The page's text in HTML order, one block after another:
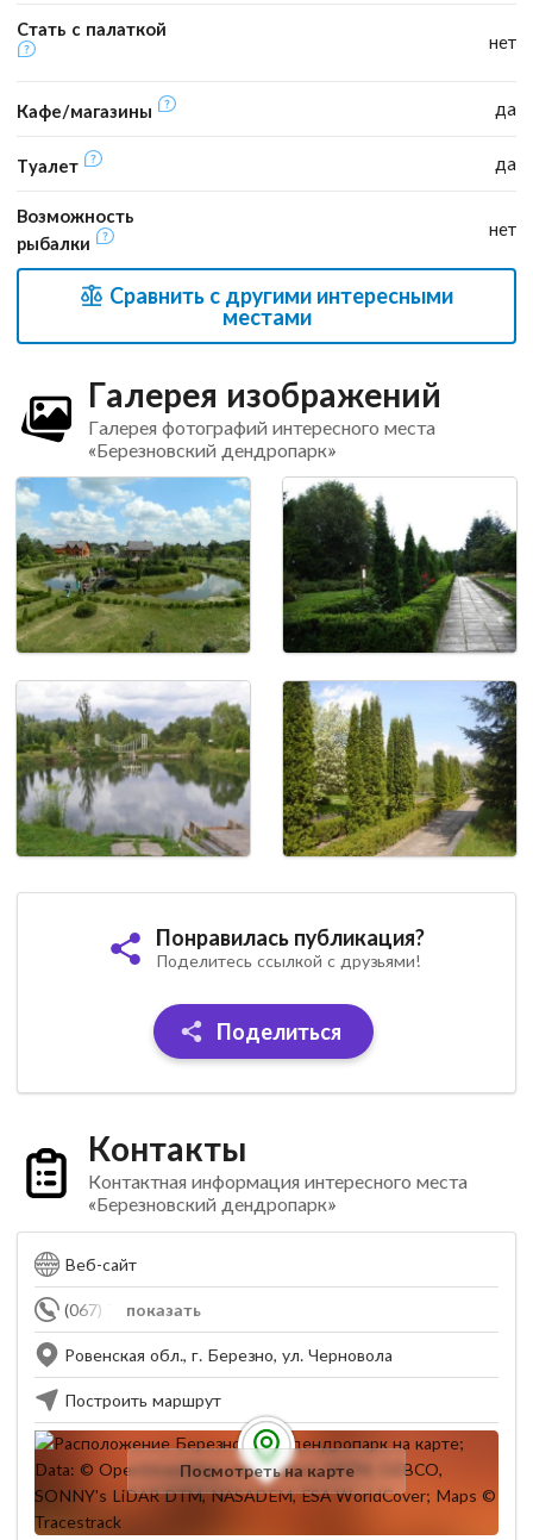
Стать с палаткой
нет
Кафе/магазины да
Туалет да
Возможность
рыбалки
нет
Сравнить с другими интересными
местами
Галерея изображений
Галерея фотографий интересного места
«Березновский дендропарк»
Понравилась публикация?
Поделитесь ссылкой с друзьями!
Поделиться
Контакты
Контактная информация интересного места
«Березновский дендропарк»
Веб-сайт
показать
(067) 709-22-93
Ровенская обл., г. Березно, ул. Черновола
Построить маршрут
Посмотреть на карте